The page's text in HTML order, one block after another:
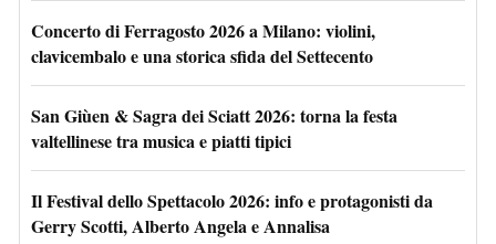
Concerto di Ferragosto 2026 a Milano: violini,
clavicembalo e una storica sfida del Settecento
San Giùen & Sagra dei Sciatt 2026: torna la festa
valtellinese tra musica e piatti tipici
Il Festival dello Spettacolo 2026: info e protagonisti da
Gerry Scotti, Alberto Angela e Annalisa